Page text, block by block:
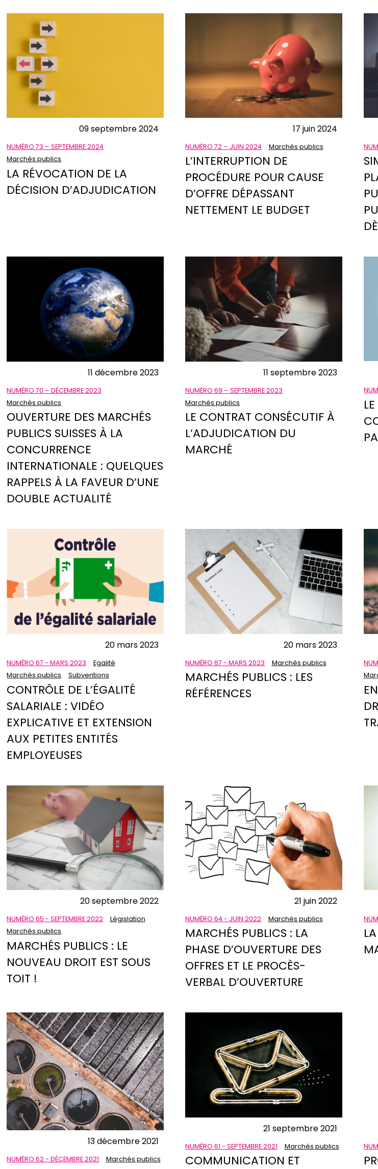
09 septembre 2024
NUMÉRO 73 – SEPTEMBRE 2024
Marchés publics
LA RÉVOCATION DE LA
DÉCISION D’ADJUDICATION
17 juin 2024
NUMÉRO 72 – JUIN 2024 Marchés publics
L’INTERRUPTION DE
PROCÉDURE POUR CAUSE
D’OFFRE DÉPASSANT
NETTEMENT LE BUDGET
11 décembre 2023
NUMÉRO 70 – DÉCEMBRE 2023
Marchés publics
OUVERTURE DES MARCHÉS
PUBLICS SUISSES À LA
CONCURRENCE
INTERNATIONALE : QUELQUES
RAPPELS À LA FAVEUR D’UNE
DOUBLE ACTUALITÉ
11 septembre 2023
NUMÉRO 69 – SEPTEMBRE 2023
Marchés publics
LE CONTRAT CONSÉCUTIF À
L’ADJUDICATION DU
MARCHÉ
20 mars 2023
NUMÉRO 67 - MARS 2023
Egalité
Marchés publics
Subventions
CONTRÔLE DE L’ÉGALITÉ
SALARIALE : VIDÉO
EXPLICATIVE ET EXTENSION
AUX PETITES ENTITÉS
EMPLOYEUSES
20 mars 2023
NUMÉRO 67 - MARS 2023 Marchés publics
MARCHÉS PUBLICS : LES
RÉFÉRENCES
20 septembre 2022
NUMÉRO 65 - SEPTEMBRE 2022
Législation
Marchés publics
MARCHÉS PUBLICS : LE
NOUVEAU DROIT EST SOUS
TOIT !
21 juin 2022
NUMÉRO 64 - JUIN 2022 Marchés publics
MARCHÉS PUBLICS : LA
PHASE D’OUVERTURE DES
OFFRES ET LE PROCÈS-
VERBAL D’OUVERTURE
13 décembre 2021
NUMÉRO 62 - DÉCEMBRE 2021 Marchés publics
21 septembre 2021
NUMÉRO 61 - SEPTEMBRE 2021 Marchés publics
COMMUNICATION ET